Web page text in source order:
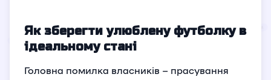
Як зберегти улюблену футболку в
ідеальному стані
Головна помилка власників – прасування